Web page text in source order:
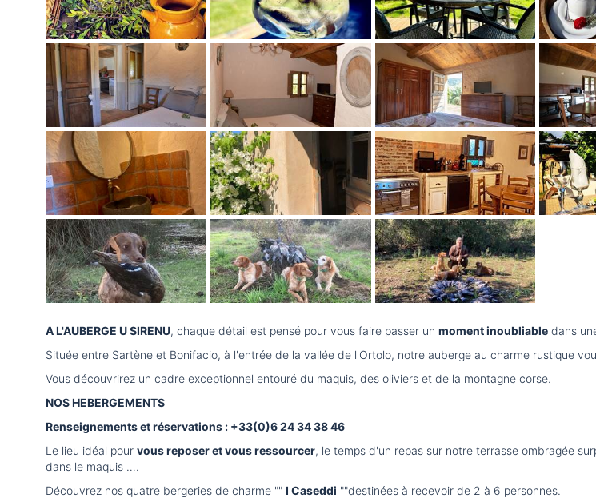
A L'AUBERGE U SIRENU, chaque détail est pensé pour vous faire passer un moment inoubliable dans
Située entre Sartène et Bonifacio, à l'entrée de la vallée de l'Ortolo, notre auberge au charme rustique
Vous découvrirez un cadre exceptionnel entouré du maquis, des oliviers et de la montagne corse.
NOS HEBERGEMENTS
Renseignements et réservations : +33(0)6 24 34 38 46
Le lieu idéal pour vous reposer et vous ressourcer, le temps d'un repas sur notre terrasse ombragée
dans le maquis ….
Découvrez nos quatre bergeries de charme "" I Caseddi ""destinées à recevoir de 2 à 6 personnes.